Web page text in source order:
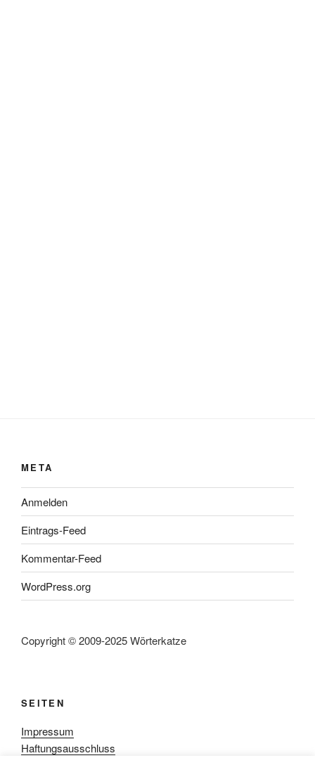
META
Anmelden
Eintrags-Feed
Kommentar-Feed
WordPress.org
Copyright © 2009-2025 Wörterkatze
SEITEN
Impressum
Haftungsausschluss